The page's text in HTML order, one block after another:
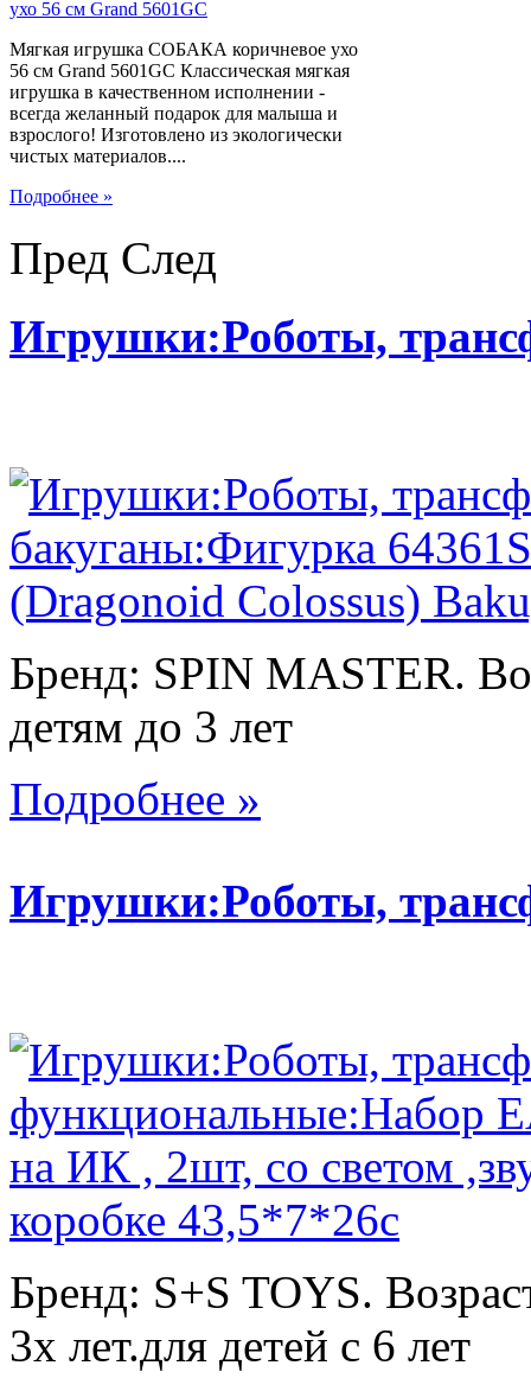
Мягкая игрушка СОБАКА коричневое ухо
56 см Grand 5601GC Классическая мягкая
игрушка в качественном исполнении -
всегда желанный подарок для малыша и
взрослого! Изготовлено из экологически
чистых материалов....
Подробнее »
Пред След
Игрушки:Роботы,
Бренд: SPIN MASTER.
детям до 3 лет
Подробнее »
Игрушки:Роботы,
Бренд: S+S TOYS.
3х лет.для детей с 6 лет